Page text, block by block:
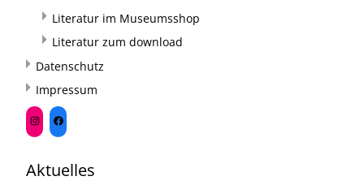
Literatur im Museumsshop
Literatur zum download
Datenschutz
Impressum
Aktuelles